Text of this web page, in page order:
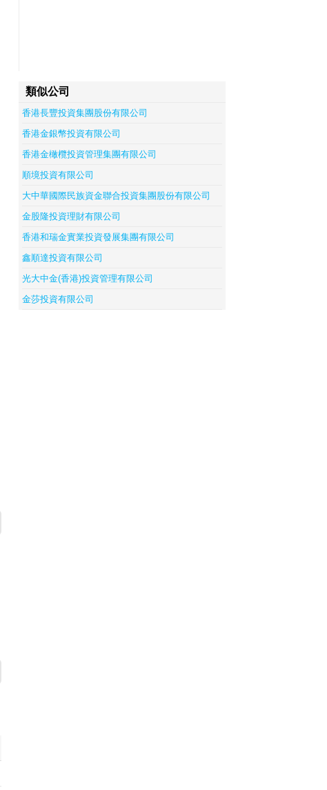
類似公司
香港長豐投資集團股份有限公司
香港金銀幣投資有限公司
香港金橄欖投資管理集團有限公司
順境投資有限公司
大中華國際民族資金聯合投資集團股份有限公司
金股隆投資理財有限公司
香港和瑞金實業投資發展集團有限公司
鑫順達投資有限公司
光大中金(香港)投資管理有限公司
金莎投資有限公司